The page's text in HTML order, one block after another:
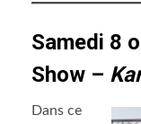
Samedi 8
Show –
Dans ce